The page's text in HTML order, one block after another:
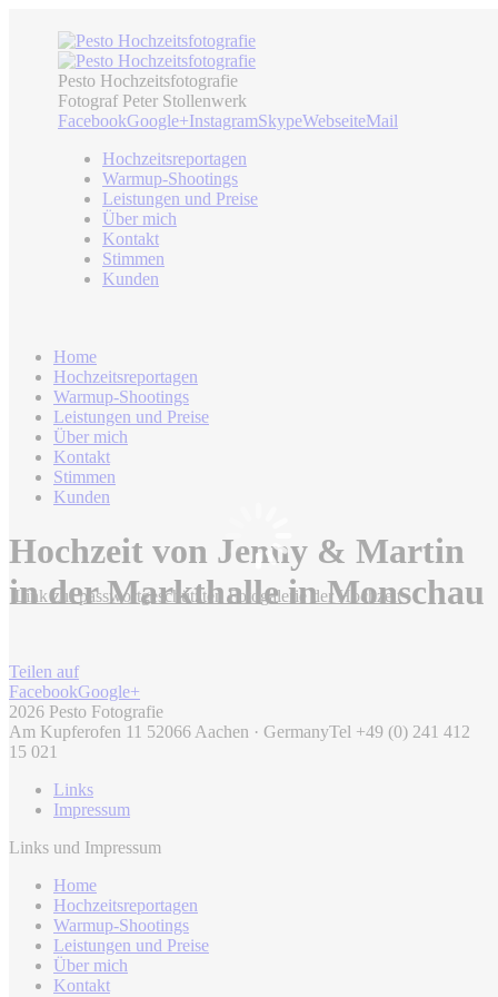
Pesto Hochzeitsfotografie
Fotograf Peter Stollenwerk
FacebookGoogle+InstagramSkypeWebseiteMail
Hochzeitsreportagen
Warmup-Shootings
Leistungen und Preise
Über mich
Kontakt
Stimmen
Kunden
Home
Hochzeitsreportagen
Warmup-Shootings
Leistungen und Preise
Über mich
Kontakt
Stimmen
Kunden
Hochzeit von Jenny & Martin
in der Markthalle in Monschau
Link zur passwortgeschützten Fotogalerie der Hochzeit
Teilen auf
FacebookGoogle+
2026 Pesto Fotografie
Am Kupferofen 11 52066 Aachen · GermanyTel +49 (0) 241 412
15 021
Links
Impressum
Links und Impressum
Home
Hochzeitsreportagen
Warmup-Shootings
Leistungen und Preise
Über mich
Kontakt